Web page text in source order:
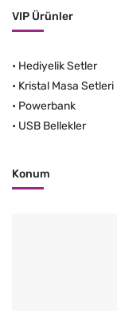
VIP Ürünler
• Hediyelik Setler
• Kristal Masa Setleri
• Powerbank
• USB Bellekler
Konum